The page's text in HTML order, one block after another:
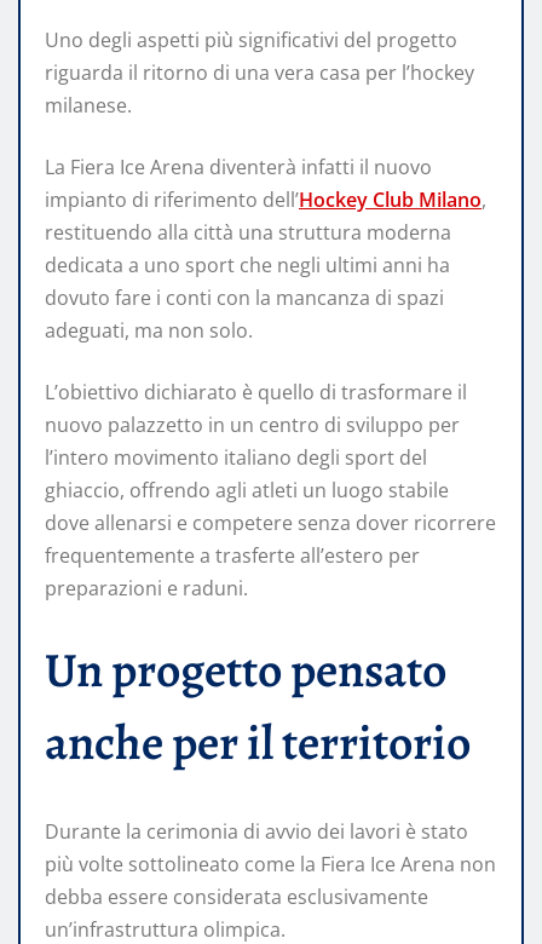
Uno degli aspetti più significativi del progetto
riguarda il ritorno di una vera casa per l’hockey
milanese.
La Fiera Ice Arena diventerà infatti il nuovo
impianto di riferimento dell’Hockey Club Milano,
restituendo alla città una struttura moderna
dedicata a uno sport che negli ultimi anni ha
dovuto fare i conti con la mancanza di spazi
adeguati, ma non solo.
L’obiettivo dichiarato è quello di trasformare il
nuovo palazzetto in un centro di sviluppo per
l’intero movimento italiano degli sport del
ghiaccio, offrendo agli atleti un luogo stabile
dove allenarsi e competere senza dover ricorrere
frequentemente a trasferte all’estero per
preparazioni e raduni.
Un progetto pensato
anche per il territorio
Durante la cerimonia di avvio dei lavori è stato
più volte sottolineato come la Fiera Ice Arena non
debba essere considerata esclusivamente
un’infrastruttura olimpica.